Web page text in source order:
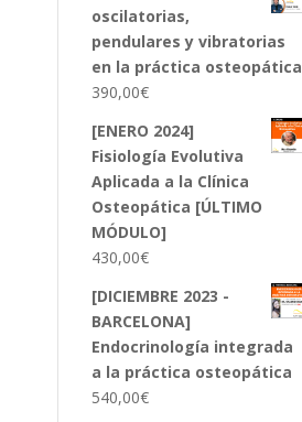
oscilatorias,
pendulares y vibratorias
en la práctica osteopática
390,00€
[ENERO 2024]
Fisiología Evolutiva
Aplicada a la Clínica
Osteopática [ÚLTIMO
MÓDULO]
430,00€
[DICIEMBRE 2023 -
BARCELONA]
Endocrinología integrada
a la práctica osteopática
540,00€